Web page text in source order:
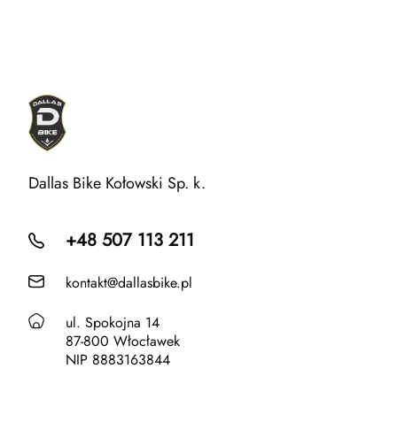
Dallas Bike Kołowski Sp. k.
+48 507 113 211
kontakt@dallasbike.pl
ul. Spokojna 14
87-800 Włocławek
NIP 8883163844